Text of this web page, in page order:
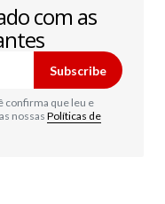
com as
Subscribe
confirma que leu e
nossasPolíticas de